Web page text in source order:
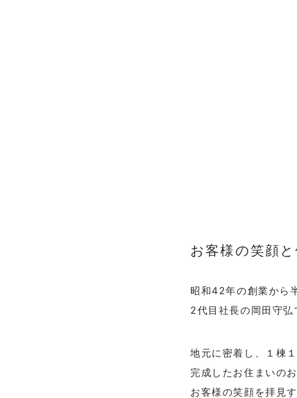
お客様の笑顔
昭和42年の創業から
2代目社長の岡田守弘
地元に密着し、１棟
完成したお住まいの
お客様の笑顔を拝見